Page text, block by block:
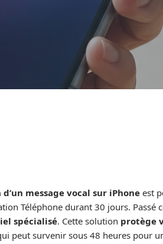
message vocal sur iPhoneest
Téléphone durant 30 jours. Passé
spécialisé. Cette solution protège
peut survenir sous 48 heures pour